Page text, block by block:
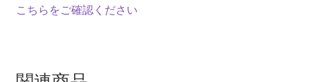
こちらをご確認ください